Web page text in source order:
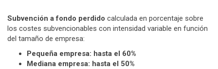
Subvención a fondo perdido calculada en porcentaje sobre
los costes subvencionables con intensidad variable en función
del tamaño de empresa:
Pequeña empresa: hasta el 60%
Mediana empresa: hasta el 50%